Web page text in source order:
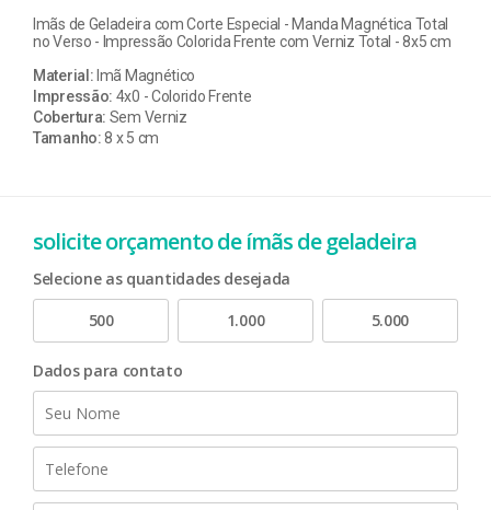
Imãs de Geladeira com Corte Especial - Manda Magnética Total
no Verso - Impressão Colorida Frente com Verniz Total - 8x5 cm
Material: Imã Magnético
Impressão: 4x0 - Colorido Frente
Cobertura: Sem Verniz
Tamanho:8 x 5 cm
solicite orçamento de ímãs de geladeira
Selecione as quantidades desejada
500
1.000 5.000
Dados para contato